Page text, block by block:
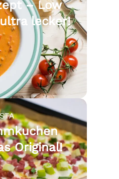
– Low
lecker!
Original!